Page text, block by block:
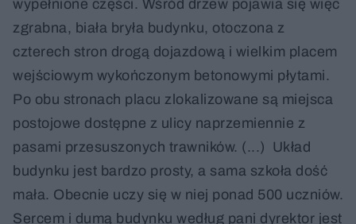
wypełnione części. Wśród drzew pojawia się więc
zgrabna, biała bryła budynku, otoczona z
czterech stron drogą dojazdową i wielkim placem
wejściowym wykończonym betonowymi płytami.
Po obu stronach placu zlokalizowane są miejsca
postojowe dostępne z ulicy naprzemiennie z
pasami przesuszonych trawników. (...) Układ
budynku jest bardzo prosty, a sama szkoła dość
mała. Obecnie uczy się w niej ponad 500 uczniów.
Sercem i dumą budynku według pani dyrektor jest